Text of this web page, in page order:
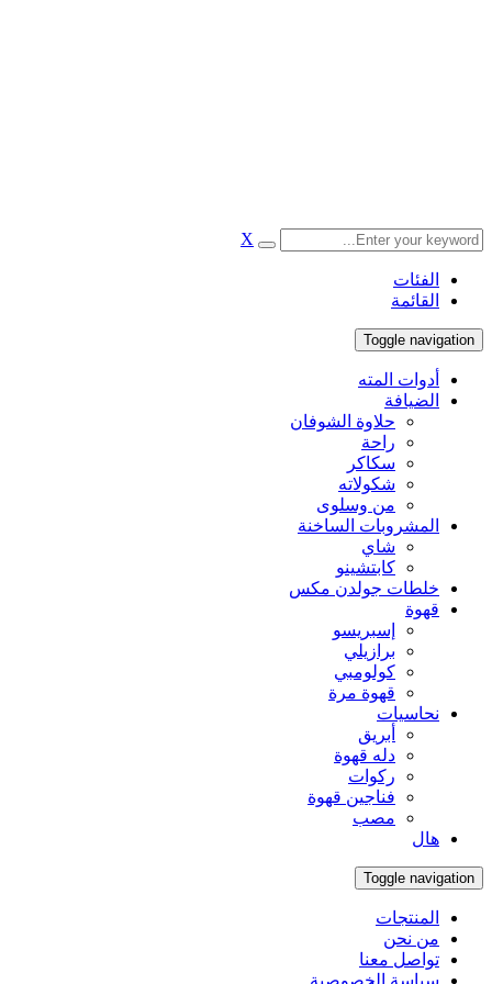
X
الفئات
القائمة
Toggle navigation
أدوات المته
الضيافة
حلاوة الشوفان
راحة
سكاكر
شكولاته
من وسلوى
المشروبات الساخنة
شاي
كابتشينو
خلطات جولدن مكس
قهوة
إسبريسو
برازيلي
كولومبي
قهوة مرة
نحاسيات
أبريق
‏دله قهوة
ركوات
فناجين قهوة
مصب
هال
Toggle navigation
المنتجات
من نحن
تواصل معنا